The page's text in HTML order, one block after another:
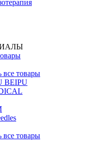
все товары
BEIPU
все товары